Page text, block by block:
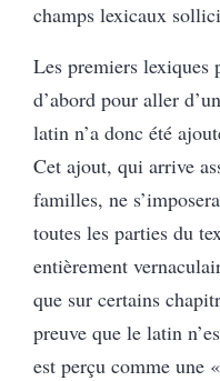
champs lexicaux
Les premiers lexiques
d’abord pour aller
latin n’a donc été
Cet ajout, qui arrive
familles, ne
toutes les parties du
entièrement
que sur certains
preuve que le latin
est perçu comme une